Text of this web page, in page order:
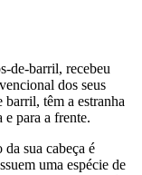
de-barril, recebeu
dos seus
têm a estranha
e para a frente.
da sua cabeça é
uma espécie de